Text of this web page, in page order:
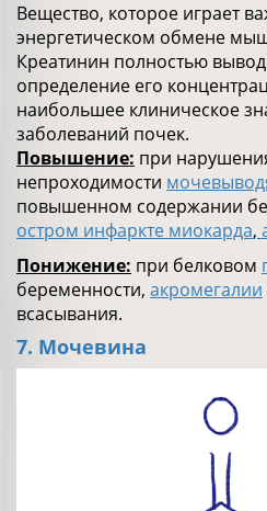
Вещество, которое играет
энергетическом обмене
Креатинин полностью
определение его
наибольшее клиническое
заболеваний почек.
Повышение: при
непроходимости
повышенном содержании
остром инфаркте миокарда,
Понижение: при белковом
беременности, акромегалии
всасывания.
7. Мочевина